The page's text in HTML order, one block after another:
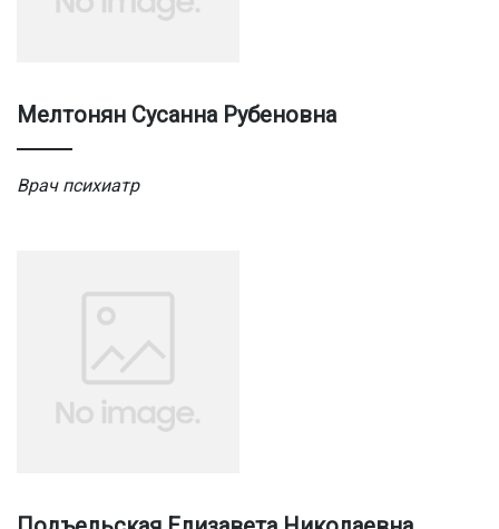
Мелтонян Сусанна Рубеновна
Врач психиатр